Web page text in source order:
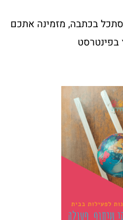
בכתבה, מזמינה אתכם
בפינטרסט